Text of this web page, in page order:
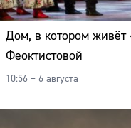
Дом, в котором живёт
Феоктистовой
10:56 – 6 августа